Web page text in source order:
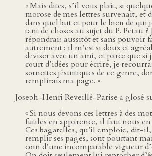
« Mais dites, s’il vous plaît, si
morose de mes lettres survenait, et
dans quel but et pour le bien de qui
tant de choses au sujet du P. Petau ?
répondrais aussitôt et sans pouvoir
autrement : il m’est si doux et
deviser avec un ami, et parce que si
court d’idées pour écrire, je
sornettes jésuitiques de ce genre,
remplirais ma page. »
Joseph-Henri Reveillé-Parise a glosé
« Si nous devons ces lettres à des
futiles en apparence, il faut nous
Ces bagatelles, qu’il emploie, dit-
remplir ses pages, sont pourtant
coin d’une incomparable vigueur